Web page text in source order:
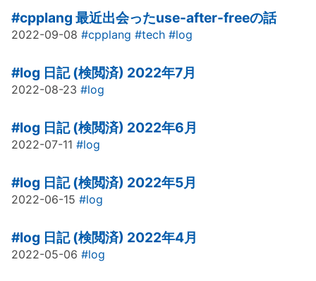
#cpplang 最近出会ったuse-after-freeの話
2022-09-08 #cpplang #tech #log
#log 日記 (検閲済) 2022年7月
2022-08-23 #log
#log 日記 (検閲済) 2022年6月
2022-07-11 #log
#log 日記 (検閲済) 2022年5月
2022-06-15 #log
#log 日記 (検閲済) 2022年4月
2022-05-06 #log